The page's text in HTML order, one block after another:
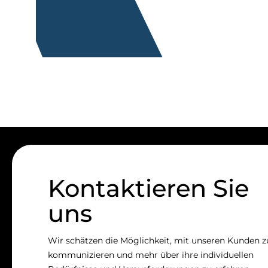
Kontaktieren Sie
uns
Wir schätzen die Möglichkeit, mit unseren Kunden
kommunizieren und mehr über ihre individuellen